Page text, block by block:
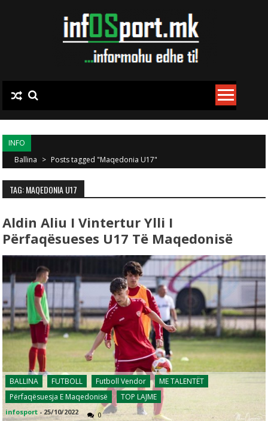
INFO
Ballina > Posts tagged "Maqedonia U17"
TAG: MAQEDONIA U17
Aldin Aliu I Vintertur Ylli I
Përfaqësueses U17 Të Maqedonisë
BALLINA FUTBOLL Futboll Vendor
ME TALENTËT
Përfaqësuesja E Maqedonisë
TOP LAJME
infosport - 25/10/2022 0